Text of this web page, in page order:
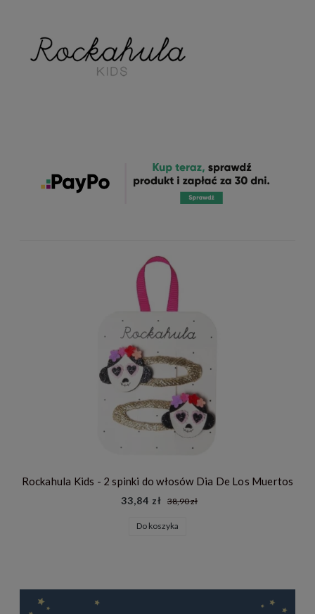
Rockahula Kids - 2 spinki do włosów Dia De Los Muertos
33,84 zł 38,90 zł
Do koszyka